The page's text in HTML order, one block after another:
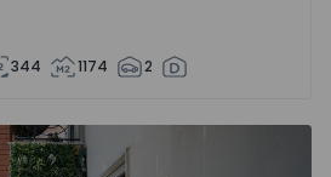
344 1174 2
Carnaxide e Queijas - 1524029 - 1